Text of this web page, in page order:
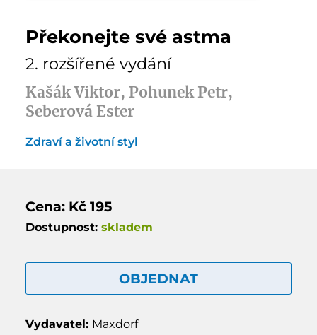
Překonejte své astma
2. rozšířené vydání
Kašák Viktor, Pohunek Petr,
Seberová Ester
Zdraví a životní styl
Cena: Kč 195
Dostupnost: skladem
OBJEDNAT
Vydavatel: Maxdorf